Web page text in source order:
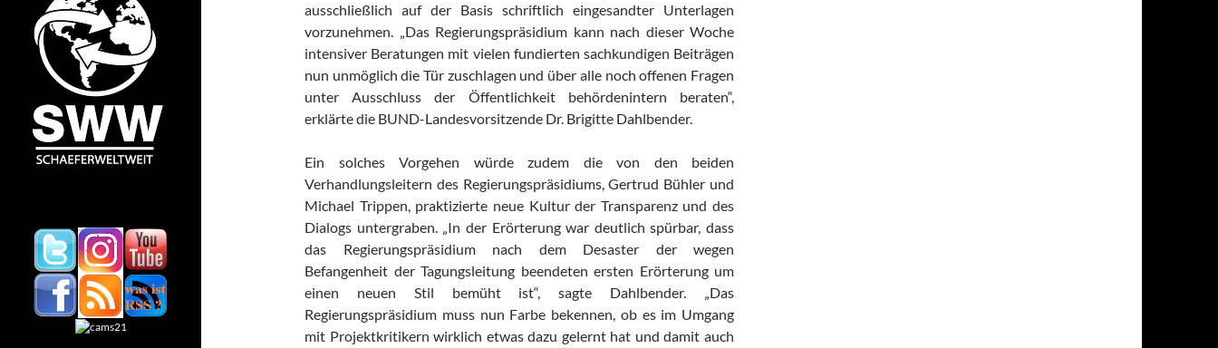
ausschließlich auf der Basis schriftlich eingesandter Unterlagen
vorzunehmen. „Das Regierungspräsidium kann nach dieser Woche
intensiver Beratungen mit vielen fundierten sachkundigen Beiträgen
nun unmöglich die Tür zuschlagen und über alle noch offenen Fragen
unter Ausschluss der Öffentlichkeit behördenintern beraten“,
erklärte die BUND-Landesvorsitzende Dr. Brigitte Dahlbender.
Ein solches Vorgehen würde zudem die von den beiden
Verhandlungsleitern des Regierungspräsidiums, Gertrud Bühler und
Michael Trippen, praktizierte neue Kultur der Transparenz und des
Dialogs untergraben. „In der Erörterung war deutlich spürbar, dass
das Regierungspräsidium nach dem Desaster der wegen
Befangenheit der Tagungsleitung beendeten ersten Erörterung um
einen neuen Stil bemüht ist“, sagte Dahlbender. „Das
Regierungspräsidium muss nun Farbe bekennen, ob es im Umgang
mit Projektkritikern wirklich etwas dazu gelernt hat und damit auch